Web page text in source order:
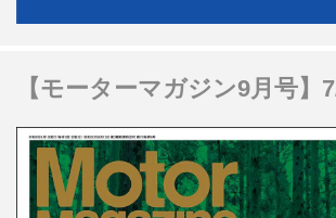
【モーターマガジン9月号】